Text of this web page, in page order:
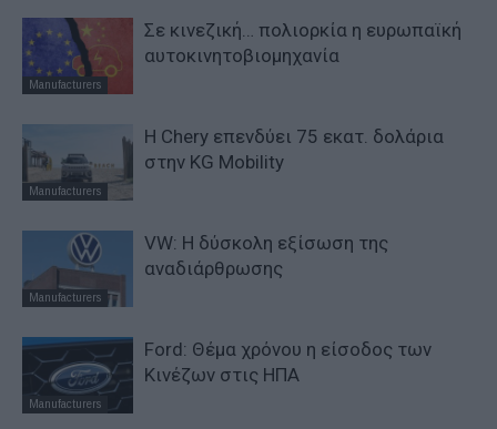
Manufacturers
Σε κινεζική… πολιορκία η ευρωπαϊκή
αυτοκινητοβιομηχανία
Manufacturers
Η Chery επενδύει 75 εκατ. δολάρια
στην KG Mobility
Manufacturers
VW: Η δύσκολη εξίσωση της
αναδιάρθρωσης
Manufacturers
Ford: Θέμα χρόνου η είσοδος των
Κινέζων στις ΗΠΑ